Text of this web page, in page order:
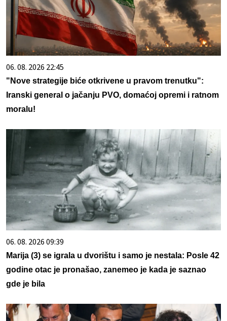
06. 08. 2026 22:45
"Nove strategije biće otkrivene u pravom trenutku":
Iranski general o jačanju PVO, domaćoj opremi i ratnom
moralu!
06. 08. 2026 09:39
Marija (3) se igrala u dvorištu i samo je nestala: Posle 42
godine otac je pronašao, zanemeo je kada je saznao
gde je bila